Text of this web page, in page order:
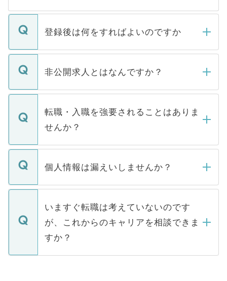
登録後は何をすればよいのですか
ご登録いただきましたら、弊社担当者がご
登録内容を確認し、その後メールもしくは
ます。通常、5営業日以内にはご連絡をせて
いただきますので、しばらくお待ちくださ
い。
非公開求人とはなんですか？
マイナビDOCTORで取り扱っている求人の
うち約3割は、Webサイトからご覧いただ
けない「非公開求人」です。非公開求人は
下記の理由によって、一般には公開してい
ません。
■応募殺到を避けるため 人気のある医療機
関を公にしてしまうと、応募が殺到する場
に、医療機関が求める条件に合った人材の
みを人材紹介会社に依頼するケースが増え
ています。
転職・入職を強要されることはありま
せんか？
転職・入職を強要することは一切ありませ
ん。また、仮に応募先から内定をいただい
定を承諾する必要はありません。内定先へ
の辞退の連絡はキャリアパートナーが行い
ますので、ご安心ください。
個人情報は漏えいしませんか？
個人情報が漏えいすることはありませんの
で、ご安心ください。当サイトからの登録
などで収集したご登録者様の個人情報は、
ご本人のキャリアアップおよび転職活動の
支援を目的に使用いたします。お預かりし
ているすべての個人データはご本人の許可
いますぐ転職は考えていないのです
が、これからのキャリアを相談できま
すか？